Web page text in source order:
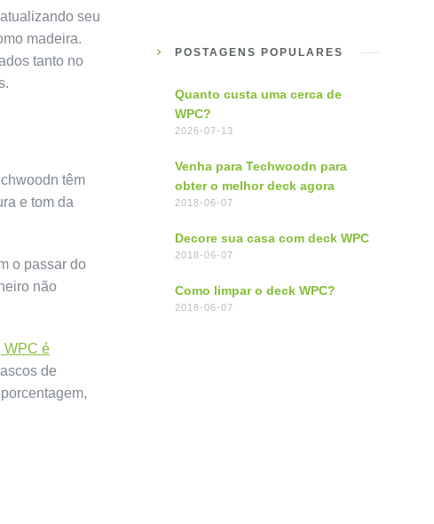
seu
madeira.
tanto no
têm
e tom da
o passar do
não
WPC é
de
POSTAGENS POPULARES
Quanto custa uma cerca de
WPC?
2026-07-13
Venha para Techwoodn para
obter o melhor deck agora
2018-06-07
Decore sua casa com deck WPC
2018-06-07
Como limpar o deck WPC?
2018-06-07